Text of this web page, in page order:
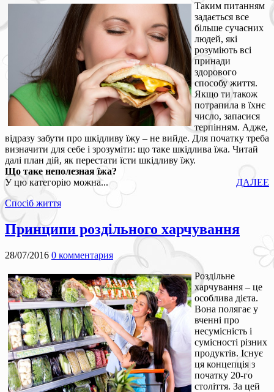
Таким питанням
задається все
більше сучасних
людей, які
розуміють всі
принади
здорового
способу життя.
Якщо ти також
потрапила в їхнє
число, запасися
терпінням. Адже,
відразу забути про шкідливу їжу – не вийде. Для початку треба
визначити для себе і зрозуміти: що таке шкідлива їжа. Читай
далі план дій, як перестати їсти шкідливу їжу.
Що таке неполезная їжа?
У цю категорію можна...
ДАЛЕЕ
Спосіб життя
Принципи роздільного харчування
28/07/2016 0 комментария
Роздільне
харчування – це
особлива дієта.
Вона полягає у
вченні про
несумісність і
сумісності різних
продуктів. Існує
ця концепція з
початку 20-го
століття. За цей